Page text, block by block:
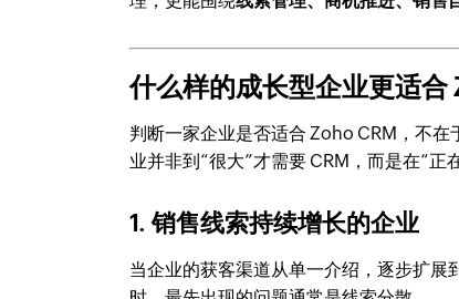
什么样的成长型企业更适合
判断一家企业是否适合 Zoho CRM，不在
业并非到“很大”才需要 CRM，而是在“正
1. 销售线索持续增长的企业
当企业的获客渠道从单一介绍，逐步扩